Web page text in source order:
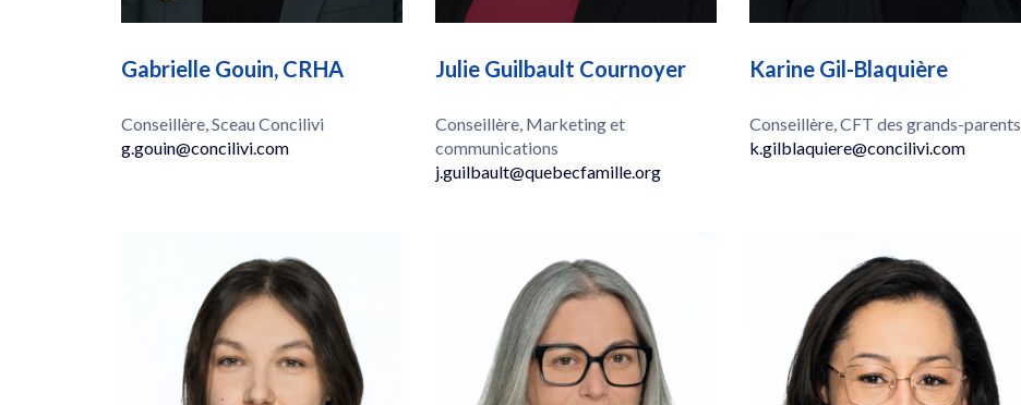
Gabrielle Gouin, CRHA
Conseillère, Sceau Concilivi
g.gouin@concilivi.com
Julie Guilbault Cournoyer
Conseillère, Marketing et
communications
j.guilbault@quebecfamille.org
Karine Gil-Blaquière
Conseillère, CFT des grands-parents
k.gilblaquiere@concilivi.com